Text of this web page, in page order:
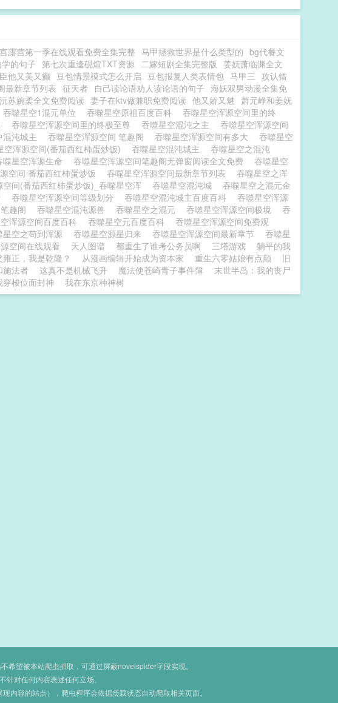
露营第一季在线观看免费全集完整 马甲拯救世界是什么类型的 bg代餐文
的句子 第七次重逢砚煊TXT资源 二嫁短剧全集完整版 姜妩萧临渊全文
他又美又癫 豆包情景模式怎么开启 豆包报复人类表情包 马甲三 攻认错
最新章节列表 征天者 自己读论语劝人读论语的句子 海妖双男动漫全集免
苏婉柔全文免费阅读 妻子在ktv做兼职免费阅读 他又娇又魅 萧元峥和姜妩
吞噬星空1混元单位 吞噬星空原祖百度百科
吞噬星空浑源空间里的终
吞噬星空浑源空间里的终极至尊 吞噬星空混沌之主
吞噬星空浑源空间
混沌城主 吞噬星空浑源空间 笔趣阁 吞噬星空浑源空间有多大
吞噬星空
空浑源空间(番茄西红柿蛋炒饭) 吞噬星空混沌城主
吞噬星空之混沌
噬星空浑源生命 吞噬星空浑源空间笔趣阁无弹窗阅读全文免费
吞噬星空
空间 番茄西红柿蛋炒饭 吞噬星空浑源空间最新章节列表
吞噬星空之浑
间(番茄西红柿蛋炒饭)_吞噬星空浑 吞噬星空混沌城
吞噬星空之混元金
吞噬星空浑源空间等级划分 吞噬星空混沌城主百度百科
吞噬星空浑源
趣阁 吞噬星空混沌源兽 吞噬星空之混元 吞噬星空浑源空间极境
吞
浑源空间百度百科 吞噬星空元百度百科
吞噬星空浑源空间免费观
星空之苟到浑源 吞噬星空源星归来 吞噬星空浑源空间最新章节
吞噬星
空间在线观看 天人图谱 都重生了谁考公务员啊 三塔游戏
躺平的我
雍正，我是乾隆？ 从漫画编辑开始成为资本家 重生六零姑娘有点颠
旧
施法者 这真不是机械飞升 魔法使苍崎青子事件簿
末世半岛：我的丧尸
穿梭位面封神 我在东京种神树
希望被本站爬虫抓取，可通过屏蔽novelspider字段实现。
对任何内容表述任何立场。
内容的站点），爬虫程序会依据负载状态自动爬取相关页面。